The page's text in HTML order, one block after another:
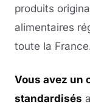
produits
alimentaires
toute la
Vous avez un
standardisés